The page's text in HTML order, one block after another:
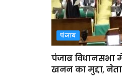
पंजाब
पंजाब विधानसभा में
खनन का मुद्दा, नेता